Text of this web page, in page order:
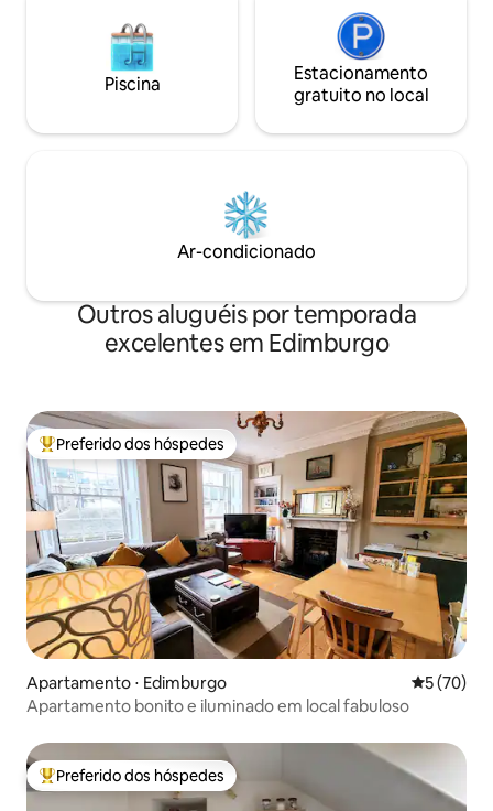
Piscina
Estacionamento
gratuito no local
Ar-condicionado
Outros aluguéis por temporada
excelentes em Edimburgo
Entre os melhores preferidos dos hóspedes
Preferido dos hóspedes
Apartamento ⋅ Edimburgo 5 de uma
5 (70)
Apartamento bonito e iluminado em local fabuloso
Entre os melhores preferidos dos hóspedes
Preferido dos hóspedes